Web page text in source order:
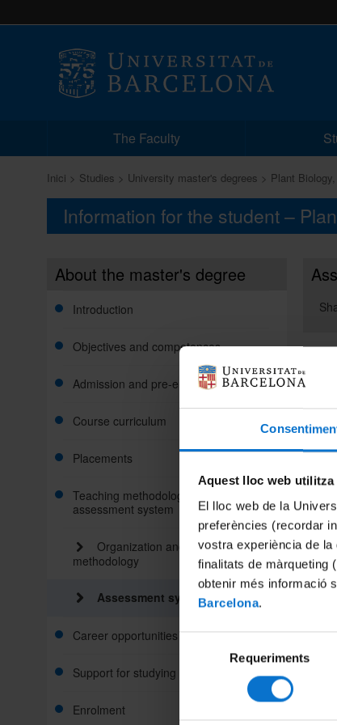
Aquest lloc web utilitza
El lloc web de la
preferències (recordar
vostra experiència de
finalitats de màrqueting
obtenir més informació
Barcelona.
consentiment
Requeriments
The Faculty
Inici Studies University master's degrees Plant
Information for the student –
About the master's degree
Introduction
Objectives and competences
Admission and pre-enrolment
Recommended applicant profile
Admission list
Course curriculum
Course curriculum
Credit recognition
Placements
Teaching methodology and
assessment system
Organization and teaching
methodology
Assessment system
Career opportunities
Support for studying
Grants and financial aid
Enrolment